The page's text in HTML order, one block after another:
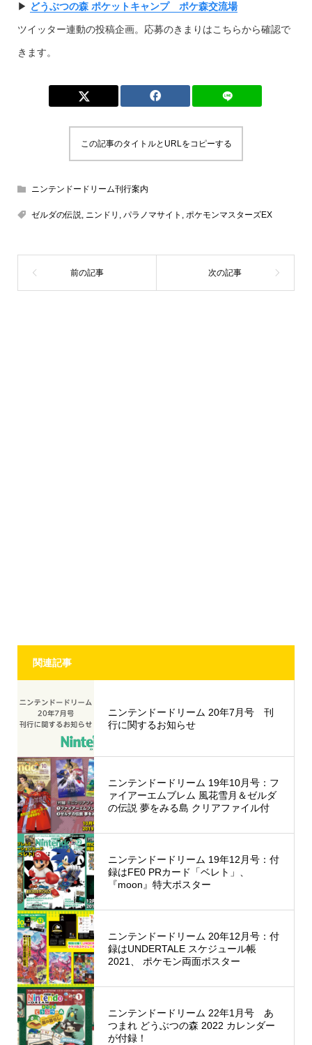
▶︎ どうぶつの森 ポケットキャンプ ポケ森交流場
ツイッター連動の投稿企画。応募のきまりはこちらから確認で
きます。
この記事のタイトルとURLをコピーする
ニンテンドードリーム刊行案内
ゼルダの伝説, ニンドリ , パラノマサイト , ポケモンマスターズEX
関連記事
ニンテンドードリーム 20年7月号 刊
行に関するお知らせ
ニンテンドードリーム 19年10月号：フ
ァイアーエムブレム 風花雪月＆ゼルダ
の伝説 夢をみる島 クリアファイル付
ニンテンドードリーム 19年12月号：付
録はFE0 PRカード「ベレト」、
『moon』特大ポスター
ニンテンドードリーム 20年12月号：付
録はUNDERTALE スケジュール帳
2021、 ポケモン両面ポスター
ニンテンドードリーム 22年1月号 あ
つまれ どうぶつの森 2022 カレンダー
が付録！